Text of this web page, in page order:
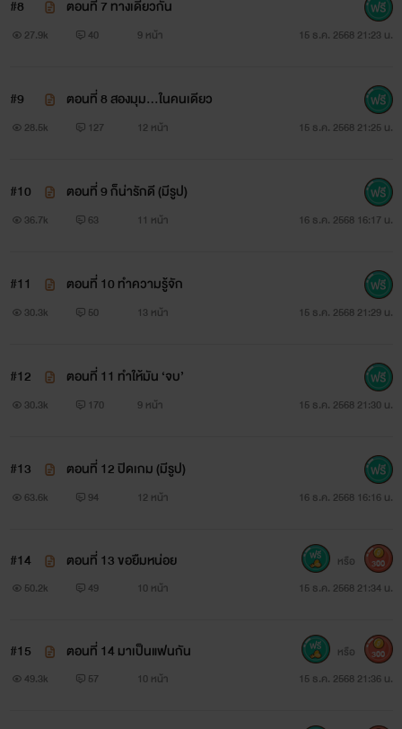
#8 ตอนที่ 7 ทางเดียวกัน
27.9k 40 9 หน้า 15 ธ.ค. 2568 21:23 น.
#9 ตอนที่ 8 สองมุม…ในคนเดียว
28.5k 127 12 หน้า 15 ธ.ค. 2568 21:25 น.
#10 ตอนที่ 9 ก็น่ารักดี (มีรูป)
36.7k 63 11 หน้า 16 ธ.ค. 2568 16:17 น.
#11 ตอนที่ 10 ทำความรู้จัก
30.3k 50 13 หน้า 15 ธ.ค. 2568 21:29 น.
#12 ตอนที่ 11 ทำให้มัน ‘จบ’
30.3k 170 9 หน้า 15 ธ.ค. 2568 21:30 น.
#13 ตอนที่ 12 ปิดเกม (มีรูป)
63.6k 94 12 หน้า 16 ธ.ค. 2568 16:16 น.
#14 ตอนที่ 13 ขอยืมหน่อย
50.2k 49 10 หน้า 15 ธ.ค. 2568 21:34 น.
หรือ 300
#15 ตอนที่ 14 มาเป็นแฟนกัน
49.3k 57 10 หน้า 15 ธ.ค. 2568 21:36 น.
หรือ 300